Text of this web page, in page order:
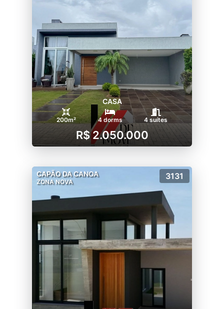
CASA
200m² 4 dorms 4 suítes
R$ 2.050.000
CAPÃO DA CANOA
ZONA NOVA
3131